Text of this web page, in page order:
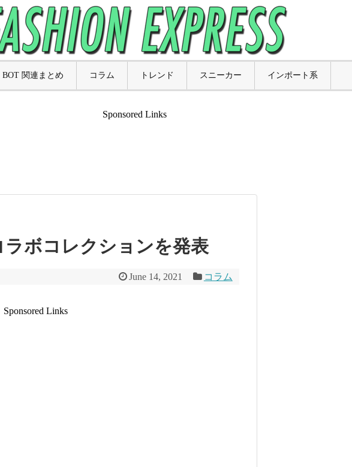
BOT 関連まとめ コラム トレンド スニーカー インポート系
Sponsored Links
ラボコレクションを発表
June 14, 2021 コラム
Sponsored Links